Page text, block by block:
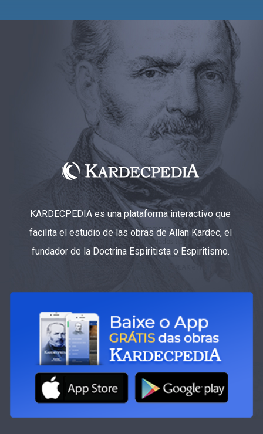
KARDECPEDIA es una plataforma interactivo que
facilita el estudio de las obras de Allan Kardec, el
fundador de la Doctrina Espiritista o Espiritismo.